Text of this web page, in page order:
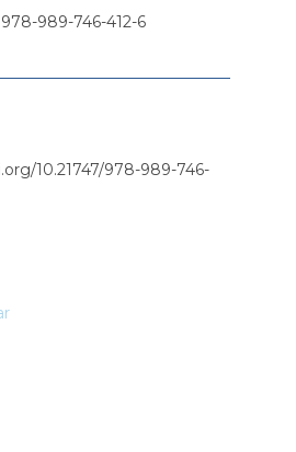
978-989-746-412-6
10.21747/978-989-746-